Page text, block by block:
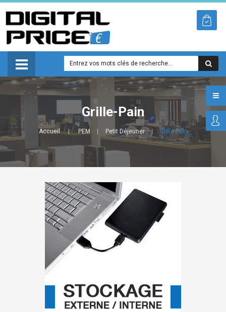
Grille-Pain
Accueil PEM Petit Déjeuner Grille-Pain